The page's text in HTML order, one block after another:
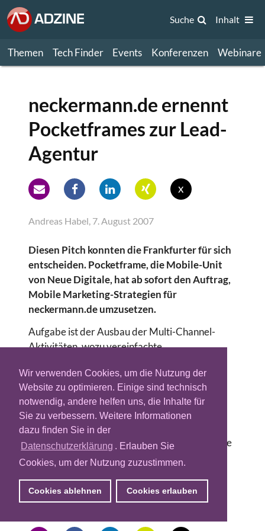
Wir verwenden Cookies, um die Nutzung der
Website zu optimieren. Einige sind technisch
notwendig, andere helfen uns, die Inhalte für
Sie zu verbessern. Weitere Informationen
dazu finden Sie in der
Datenschutzerklärung . Erlauben Sie
Cookies, um der Nutzung zuzustimmen.
Cookies ablehnen Cookies erlauben
Themen Tech Finder Events Konferenzen Webinare
Suche Inhalt
neckermann.de ernennt
Pocketframes zur Lead-
Agentur
x
Andreas Habel, 7. August 2007
Diesen Pitch konnten die Frankfurter für sich
entscheiden. Pocketframe, die Mobile-Unit
von Neue Digitale, hat ab sofort den Auftrag,
Mobile Marketing-Strategien für
neckermann.de umzusetzen.
Aufgabe ist der Ausbau der Multi-Channel-
Aktivitäten, wozu vereinfachte
sowie weitere Informationsangebote gehören.
Für den Herbst 2007 ist der Launch der neuen
Dienste geplant.
Pocketframes verfügt bereits über einige
Erfahrung im mCommerce-Segment. Erst Ende
letzten Jahres waren die Entwickler mit dem
Deutschland betraut worden.